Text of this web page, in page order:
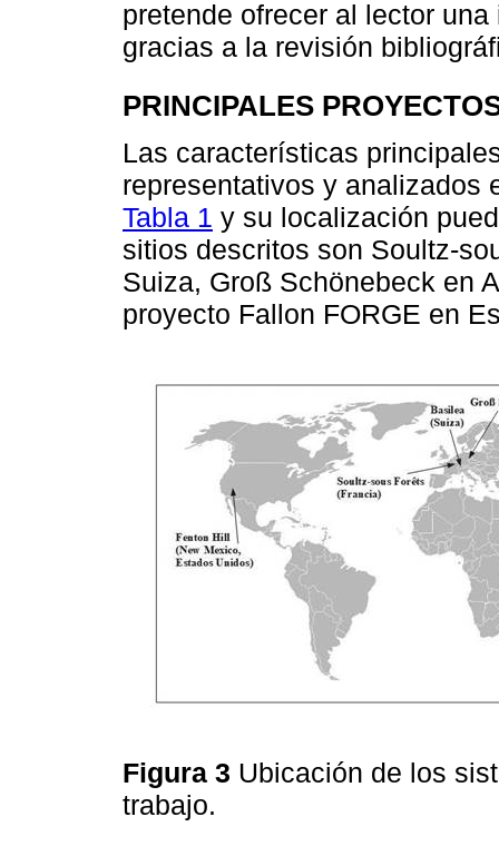
pretende ofrecer al lector
gracias a la revisión
PRINCIPALES
Las características
representativos y analizados
Tabla 1 y su localización
sitios descritos son Soultz-
Suiza, Groß Schönebeck en
proyecto Fallon FORGE en
Figura 3 Ubicación de los
trabajo.